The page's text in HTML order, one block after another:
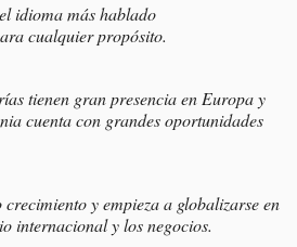
idioma más hablado
cualquier propósito.
tienen gran presencia en Europa y
cuenta con grandes oportunidades
crecimiento y empieza a globalizarse en
internacional y los negocios.